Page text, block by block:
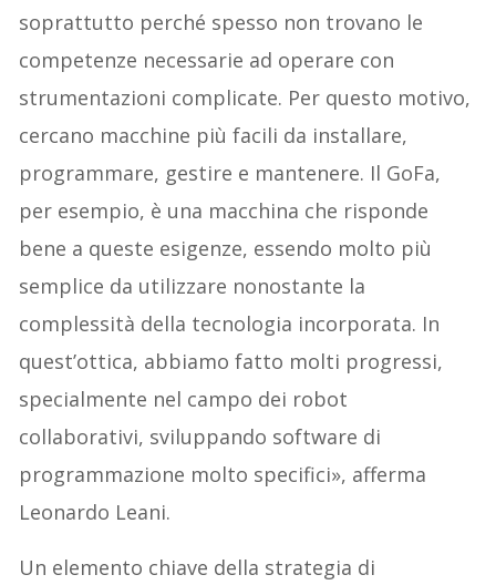
soprattutto perché spesso non trovano le
competenze necessarie ad operare con
strumentazioni complicate. Per questo motivo,
cercano macchine più facili da installare,
programmare, gestire e mantenere. Il GoFa,
per esempio, è una macchina che risponde
bene a queste esigenze, essendo molto più
semplice da utilizzare nonostante la
complessità della tecnologia incorporata. In
quest’ottica, abbiamo fatto molti progressi,
specialmente nel campo dei robot
collaborativi, sviluppando software di
programmazione molto specifici», afferma
Leonardo Leani.
Un elemento chiave della strategia di